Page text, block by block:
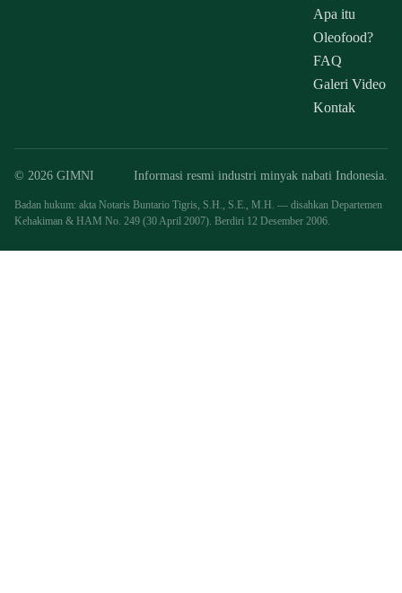
Apa itu
Oleofood?
FAQ
Galeri Video
Kontak
© 2026 GIMNI Informasi resmi industri minyak nabati Indonesia.
Badan hukum: akta Notaris Buntario Tigris, S.H., S.E., M.H. — disahkan Departemen
Kehakiman & HAM No. 249 (30 April 2007). Berdiri 12 Desember 2006.